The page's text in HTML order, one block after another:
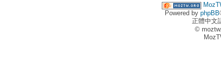
Powered by phpBB
正體中文
©